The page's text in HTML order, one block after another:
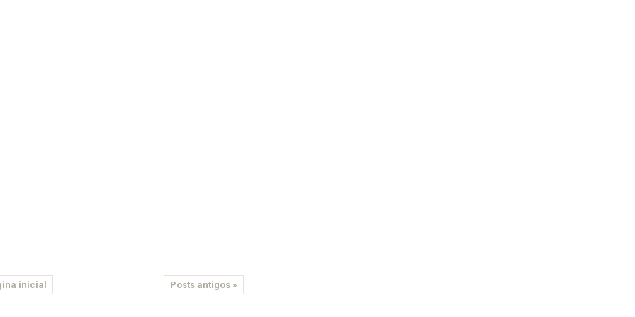
Posts antigos »
inicial